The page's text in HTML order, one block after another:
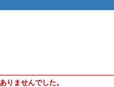
りませんでした。